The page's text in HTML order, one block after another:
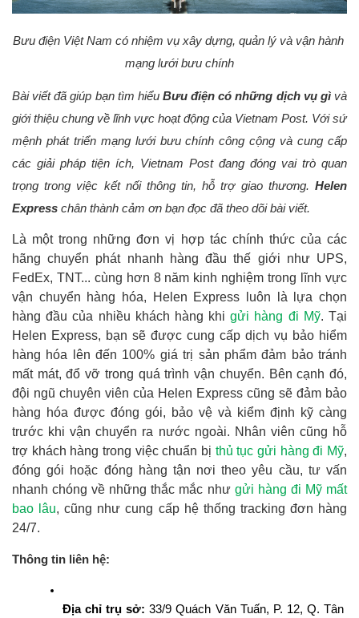
Bưu điện Việt Nam có nhiệm vụ xây dựng, quản lý và vận hành
mạng lưới bưu chính
Bài viết đã giúp bạn tìm hiểu Bưu điện có những dịch vụ gì và
giới thiệu chung về lĩnh vực hoạt động của Vietnam Post. Với sứ
mệnh phát triển mạng lưới bưu chính công cộng và cung cấp
các giải pháp tiện ích, Vietnam Post đang đóng vai trò quan
trọng trong việc kết nối thông tin, hỗ trợ giao thương. Helen
Express chân thành cảm ơn bạn đọc đã theo dõi bài viết.
Là một trong những đơn vị hợp tác chính thức của các
hãng chuyển phát nhanh hàng đầu thế giới như UPS,
FedEx, TNT... cùng hơn 8 năm kinh nghiệm trong lĩnh vực
vận chuyển hàng hóa, Helen Express luôn là lựa chọn
hàng đầu của nhiều khách hàng khi gửi hàng đi Mỹ. Tại
Helen Express, bạn sẽ được cung cấp dịch vụ bảo hiểm
hàng hóa lên đến 100% giá trị sản phẩm đảm bảo tránh
mất mát, đổ vỡ trong quá trình vận chuyển. Bên cạnh đó,
đội ngũ chuyên viên của Helen Express cũng sẽ đảm bảo
hàng hóa được đóng gói, bảo vệ và kiểm định kỹ càng
trước khi vận chuyển ra nước ngoài. Nhân viên cũng hỗ
trợ khách hàng trong việc chuẩn bị thủ tục gửi hàng đi Mỹ,
đóng gói hoặc đóng hàng tận nơi theo yêu cầu, tư vấn
nhanh chóng về những thắc mắc nhưgửi hàng đi Mỹ mất
bao lâu, cũng như cung cấp hệ thống tracking đơn hàng
24/7.
Thông tin liên hệ:
Địa chỉ trụ sở: 33/9 Quách Văn Tuấn, P. 12, Q. Tân